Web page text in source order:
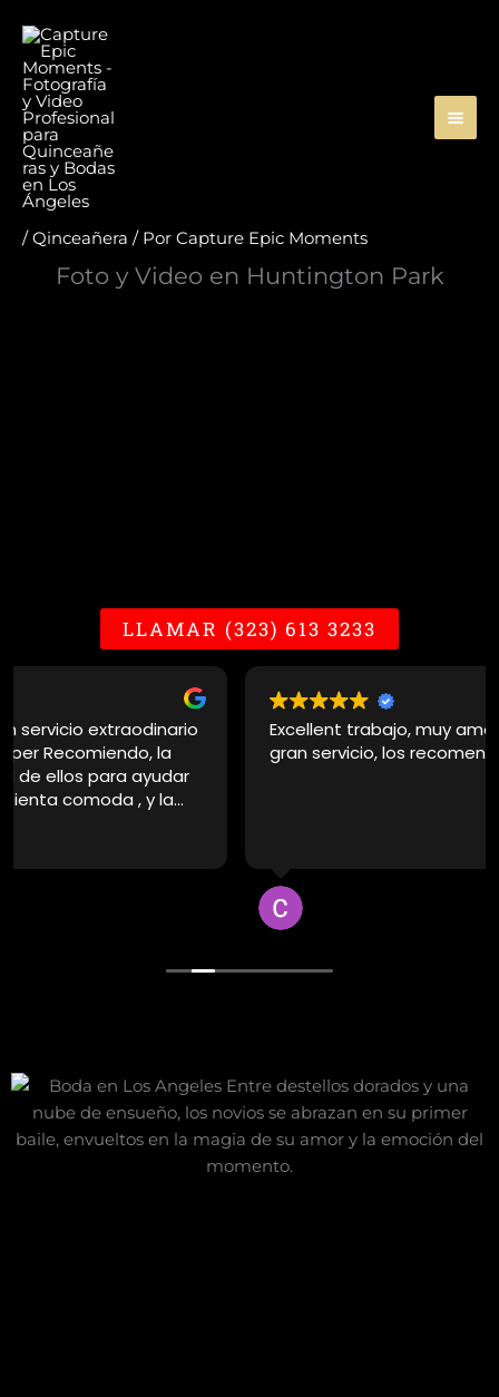
contenido
/Qinceañera / Por Capture Epic Moments
Foto y Video en Huntington Park
LLAMAR (323) 613 3233
Excellent trabajo, muy amables muy cortés y un
gran servicio, los recomendaría al 1000%